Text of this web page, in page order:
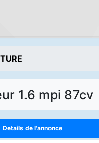
1.6 mpi 87cv
Details de l'annonce